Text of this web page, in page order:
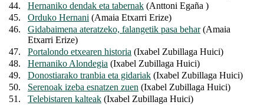
44.
Hernaniko dendak eta tabernak (Anttoni Egaña )
45.
Orduko Hernani (Amaia Etxarri Erize)
46.
Gidabaimena ateratzeko, falangetik pasa behar(Amaia
Etxarri Erize)
47.
Portalondo etxearen historia (Ixabel Zubillaga Huici)
48.
Hernaniko Alondegia (Ixabel Zubillaga Huici)
49.
Donostiarako tranbia eta gidariak (Ixabel Zubillaga Huici)
50.
Serenoak izeba esnatzen zuen (Ixabel Zubillaga Huici)
51.
Telebistaren kalteak (Ixabel Zubillaga Huici)